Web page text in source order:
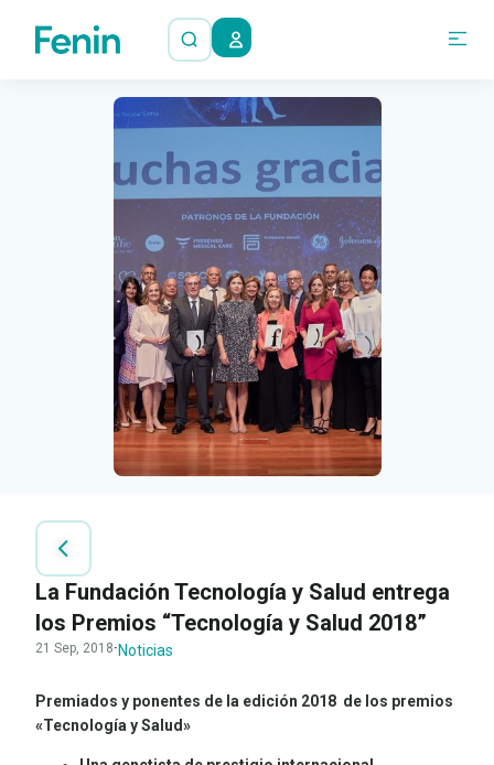
La Fundación Tecnología y Salud entrega
los Premios “Tecnología y Salud 2018”
21 Sep, 2018· Noticias
Premiados y ponentes de la edición 2018 de los premios
«Tecnología y Salud»